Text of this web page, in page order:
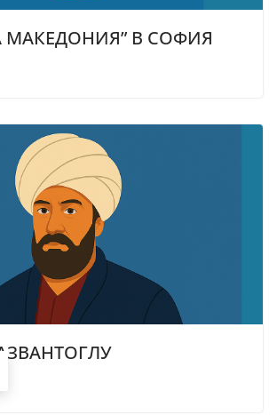
МАКЕДОНИЯ” В СОФИЯ